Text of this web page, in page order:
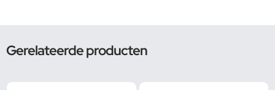
Gerelateerde producten